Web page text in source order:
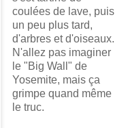
coulées de lave, puis
un peu plus tard,
d'arbres et d'oiseaux.
N'allez pas imaginer
le "Big Wall" de
Yosemite, mais ça
grimpe quand même
le truc.